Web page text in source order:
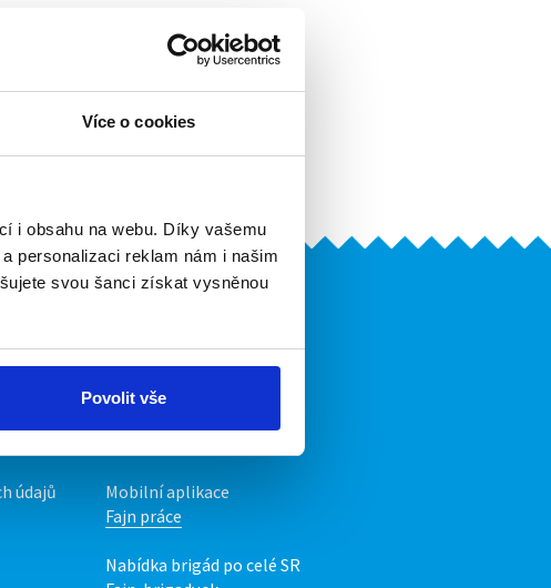
Více o cookies
i obsahu na webu. Díky vašemu
personalizaci reklam nám i našim
svou šanci získat vysněnou
Povolit vše
pár dní.
údajů
Naše další projekty
Mobilní aplikace
Fajn brigády
Mobilní aplikace
Fajn práce
Nabídka brigád po celé SR